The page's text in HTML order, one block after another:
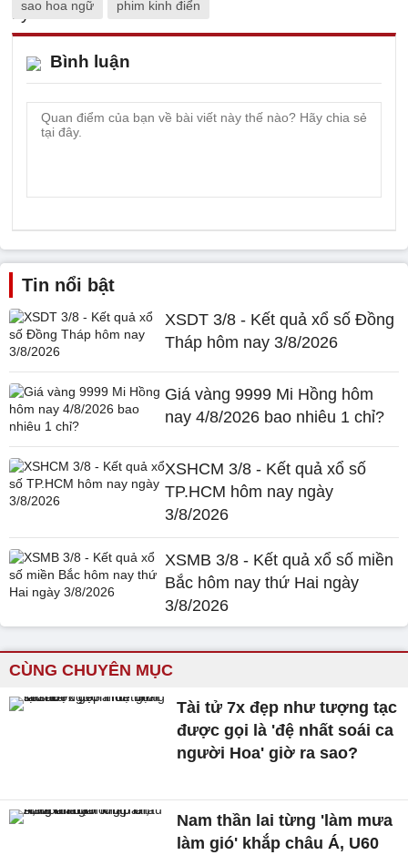
sao hoa ngữ phim kinh điển
Bình luận
Tin nổi bật
XSDT 3/8 - Kết quả xổ số Đồng
Tháp hôm nay 3/8/2026
Giá vàng 9999 Mi Hồng hôm
nay 4/8/2026 bao nhiêu 1 chỉ?
XSHCM 3/8 - Kết quả xổ số
TP.HCM hôm nay ngày
3/8/2026
XSMB 3/8 - Kết quả xổ số miền
Bắc hôm nay thứ Hai ngày
3/8/2026
CÙNG CHUYÊN MỤC
Tài tử 7x đẹp như tượng tạc
được gọi là 'đệ nhất soái ca
người Hoa' giờ ra sao?
Nam thần lai từng 'làm mưa
làm gió' khắp châu Á, U60